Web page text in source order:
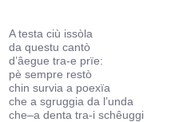
A testa ciù issòla
da questu cantò
d’âegue tra-e prïe:
pè sempre restò
chin survia a poexïa
che a sgruggia da l’unda
che–a denta tra-i schêuggi